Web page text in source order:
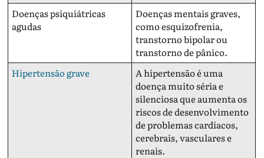
Doenças psiquiátricas
agudas
Doenças mentais graves,
como esquizofrenia,
transtorno bipolar ou
transtorno de pânico.
Hipertensão grave
A hipertensão é uma
doença muito séria e
silenciosa que aumenta os
riscos de desenvolvimento
de problemas cardíacos,
cerebrais, vasculares e
renais.